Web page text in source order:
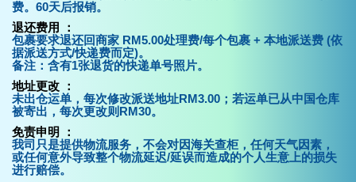
费。60天后报销。
退还费用 ：
包裹要求退还回商家 RM5.00处理费/每个包裹 + 本地派送费 (依
据派送方式/快递费而定)。
备注：含有1张退货的快递单号照片。
地址更改 ：
未出仓运单，每次修改派送地址RM3.00；若运单已从中国仓库
被寄出，每次更改则RM30。
免责申明 ：
我司只是提供物流服务，不会对因海关查柜，任何天气因素，
或任何意外导致整个物流延迟/延误而造成的个人生意上的损失
进行赔偿。